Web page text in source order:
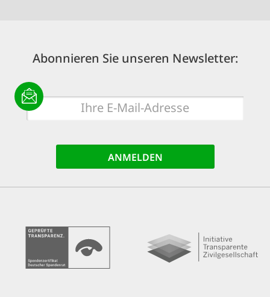
Abonnieren Sie unseren Newsletter:
E-
Mail